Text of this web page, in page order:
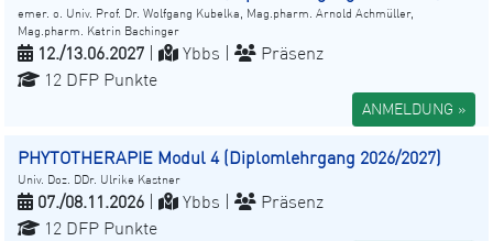
emer. o. Univ. Prof. Dr. Wolfgang Kubelka, Mag.pharm. Arnold Achmüller,
Mag.pharm. Katrin Bachinger
12./13.06.2027 Ybbs |
Präsenz
12 DFP Punkte
ANMELDUNG »
PHYTOTHERAPIE Modul 4 (Diplomlehrgang 2026/2027)
Univ. Doz. DDr. Ulrike Kastner
07./08.11.2026 Ybbs |
Präsenz
12 DFP Punkte